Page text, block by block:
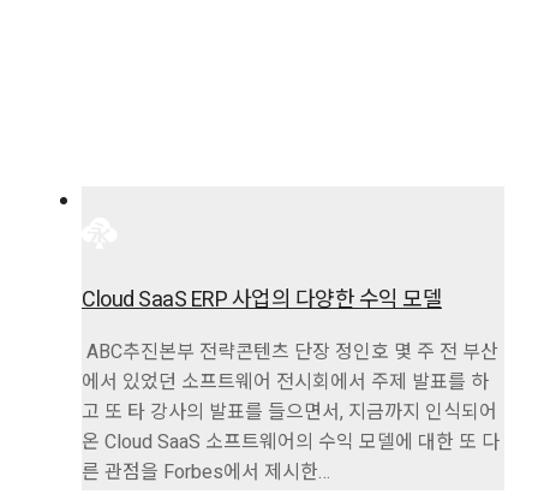
Cloud SaaS ERP 사업의 다양한 수익 모델
ABC추진본부 전략콘텐츠 단장 정인호 몇 주 전 부산
에서 있었던 소프트웨어 전시회에서 주제 발표를 하
고 또 타 강사의 발표를 들으면서, 지금까지 인식되어
온 Cloud SaaS 소프트웨어의 수익 모델에 대한 또 다
른 관점을 Forbes에서 제시한…